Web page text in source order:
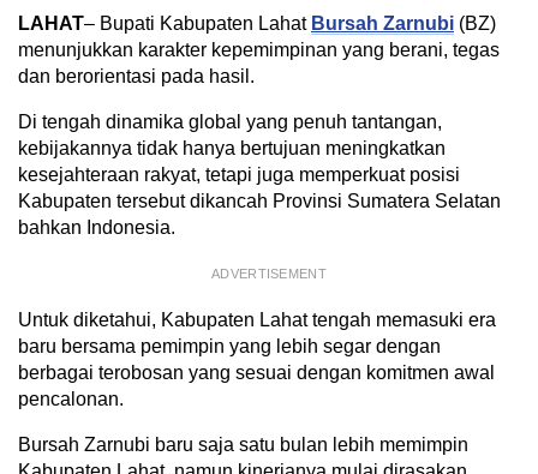
LAHAT– Bupati Kabupaten Lahat Bursah Zarnubi (BZ)
menunjukkan karakter kepemimpinan yang berani, tegas
dan berorientasi pada hasil.
Di tengah dinamika global yang penuh tantangan,
kebijakannya tidak hanya bertujuan meningkatkan
kesejahteraan rakyat, tetapi juga memperkuat posisi
Kabupaten tersebut dikancah Provinsi Sumatera Selatan
bahkan Indonesia.
ADVERTISEMENT
Untuk diketahui, Kabupaten Lahat tengah memasuki era
baru bersama pemimpin yang lebih segar dengan
berbagai terobosan yang sesuai dengan komitmen awal
pencalonan.
Bursah Zarnubi baru saja satu bulan lebih memimpin